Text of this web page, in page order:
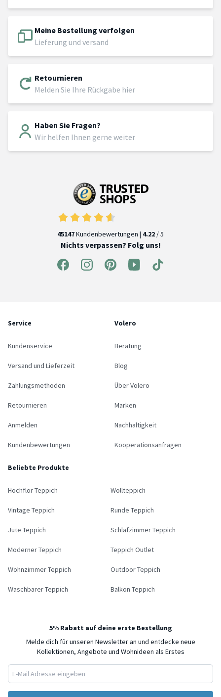
Meine Bestellung verfolgen
Lieferung und versand
Retournieren
Melden Sie Ihre Rückgabe hier
Haben Sie Fragen?
Wir helfen Ihnen gerne weiter
45147Kundenbewertungen | 4.22 / 5
Nichts verpassen? Folg uns!
Service
Kundenservice
Versand und Lieferzeit
Zahlungsmethoden
Retournieren
Anmelden
Kundenbewertungen
Volero
Beratung
Blog
Über Volero
Marken
Nachhaltigkeit
Kooperationsanfragen
Beliebte Produkte
Hochflor Teppich Wollteppich
Vintage Teppich Runde Teppich
Jute Teppich Schlafzimmer Teppich
Moderner Teppich Teppich Outlet
Wohnzimmer Teppich Outdoor Teppich
Waschbarer Teppich Balkon Teppich
5% Rabatt auf deine erste Bestellung
Melde dich für unseren Newsletter an und entdecke neue
Kollektionen, Angebote und Wohnideen als Erstes